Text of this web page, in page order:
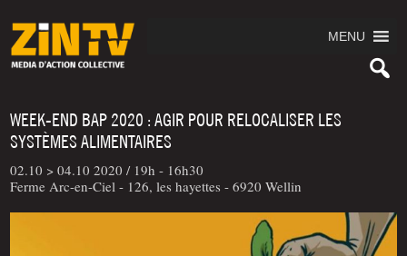
MENU
WEEK-END BAP 2020 : AGIR POUR RELOCALISER LES
SYSTÈMES ALIMENTAIRES
02.10 > 04.10 2020 / 19h - 16h30
Ferme Arc-en-Ciel - 126, les hayettes - 6920 Wellin